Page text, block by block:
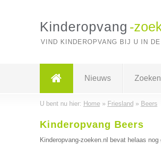
Kinderopvang -
VIND KINDEROPVANG BIJ U IN
Nieuws Zoeken
U bent nu hier: Home» Friesland » Beers
Kinderopvang Beers
Kinderopvang-zoeken.nl bevat helaas nog